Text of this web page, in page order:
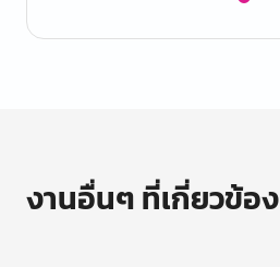
งานอื่นๆ ที่เกี่ยวข้อง